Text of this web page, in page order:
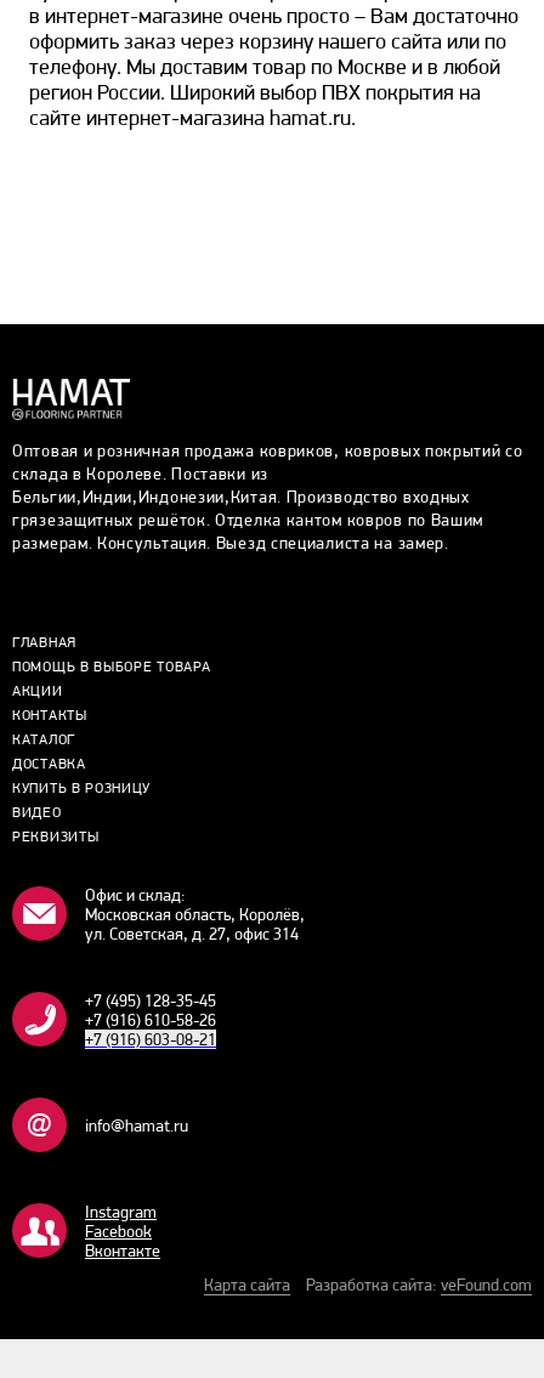
в интернет-магазине очень просто – Вам достаточно
оформить заказ через корзину нашего сайта или по
телефону. Мы доставим товар по Москве и в любой
регион России. Широкий выбор ПВХ покрытия на
сайте интернет-магазина hamat.ru.
Оптовая и розничная продажа ковриков, ковровых покрытий со
склада в Королеве. Поставки из
Бельгии,Индии,Индонезии,Китая. Производство входных
грязезащитных решёток. Отделка кантом ковров по Вашим
размерам. Консультация. Выезд специалиста на замер.
ГЛАВНАЯ
ПОМОЩЬ В ВЫБОРЕ ТОВАРА
АКЦИИ
КОНТАКТЫ
КАТАЛОГ
ДОСТАВКА
КУПИТЬ В РОЗНИЦУ
ВИДЕО
РЕКВИЗИТЫ
Офис и склад:
Московская область, Королёв,
ул. Советская, д. 27, офис 314
+7 (495) 128-35-45
+7 (916) 610-58-26
+7 (916) 603-08-21
info@hamat.ru
Instagram
Facebook
Bконтакте
Карта сайта
Разработка сайта: veFound.com